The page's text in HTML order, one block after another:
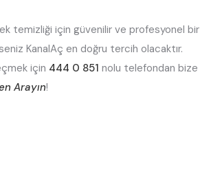
temizliği için güvenilir ve profesyonel bir
KanalAç en doğru tercih olacaktır.
için 444 0 851 nolu telefondan bize
Arayın!